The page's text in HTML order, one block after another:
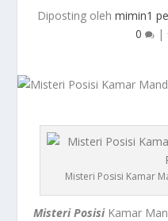
Diposting oleh mimin1
0
|
Misteri Posisi Kamar
Misteri PosisiKamar